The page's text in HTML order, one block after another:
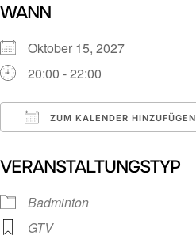
WANN
Oktober 15, 2027
20:00 - 22:00
ZUM KALENDER HINZUFÜGEN
VERANSTALTUNGSTYP
Badminton
GTV